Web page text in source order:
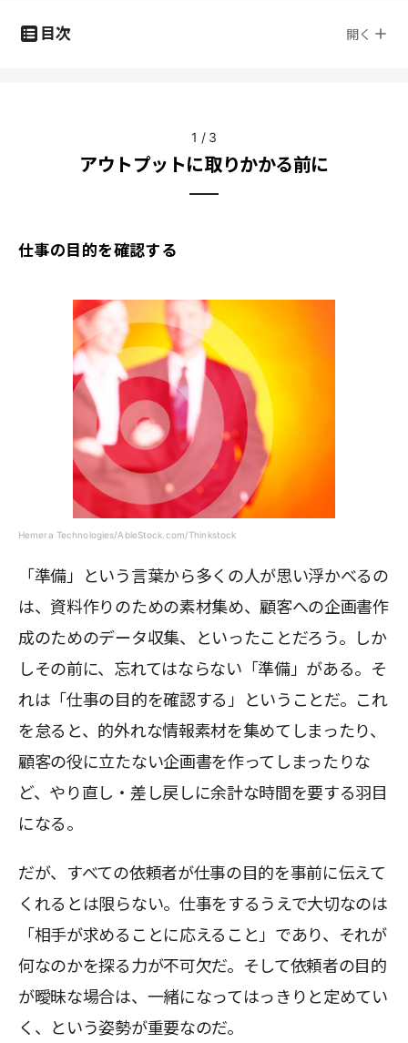
目次 開く
1 / 3
アウトプットに取りかかる前に
仕事の目的を確認する
Hemera Technologies/AbleStock.com/Thinkstock
「準備」という言葉から多くの人が思い浮かべるの
は、資料作りのための素材集め、顧客への企画書作
成のためのデータ収集、といったことだろう。しか
しその前に、忘れてはならない「準備」がある。そ
れは「仕事の目的を確認する」ということだ。これ
を怠ると、的外れな情報素材を集めてしまったり、
顧客の役に立たない企画書を作ってしまったりな
ど、やり直し・差し戻しに余計な時間を要する羽目
になる。
だが、すべての依頼者が仕事の目的を事前に伝えて
くれるとは限らない。仕事をするうえで大切なのは
「相手が求めることに応えること」であり、それが
何なのかを探る力が不可欠だ。そして依頼者の目的
が曖昧な場合は、一緒になってはっきりと定めてい
く、という姿勢が重要なのだ。